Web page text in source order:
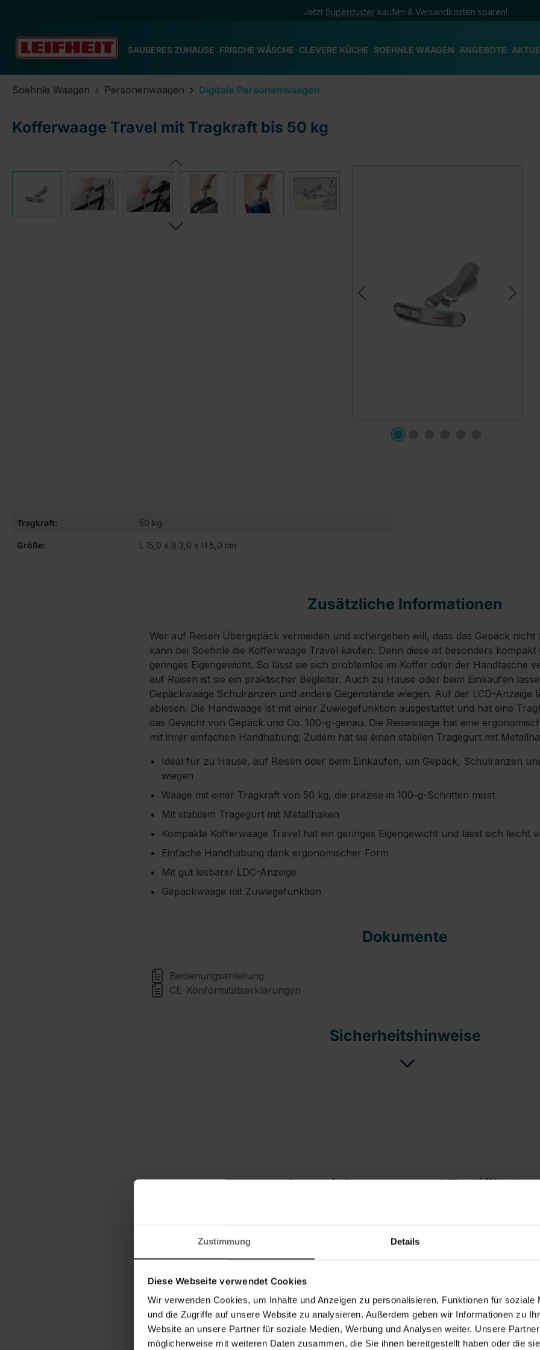
Zustimmung Details
Diese Webseite verwendet Cookies
Wir verwenden Cookies, um Inhalte und Anzeigen zu personalisieren, Funktionen für soziale
und die Zugriffe auf unsere Website zu analysieren. Außerdem geben wir Informationen zu
Website an unsere Partner für soziale Medien, Werbung und Analysen weiter. Unsere
möglicherweise mit weiteren Daten zusammen, die Sie ihnen bereitgestellt haben oder die
Jetzt Superdusterkaufen & Versandkosten sparen!
SAUBERES ZUHAUSE FRISCHE WÄSCHE CLEVERE KÜCHE SOEHNLE WAAGEN ANGEBOTE
Soehnle Waagen Personenwaagen Digitale Personenwaagen
Kofferwaage Travel mit Tragkraft bis 50 kg
Tragkraft: 50 kg
Größe: L 15,0 x B 3,0 x H 5,0 cm
Zusätzliche Informationen
Wer auf Reisen Übergepäck vermeiden und sichergehen will, dass das Gepäck
kann bei Soehnle die Kofferwaage Travel kaufen. Denn diese ist besonders
geringes Eigengewicht. So lässt sie sich problemlos im Koffer oder der Handtasche
auf Reisen ist sie ein praktischer Begleiter. Auch zu Hause oder beim Einkaufen
Gepäckwaage Schulranzen und andere Gegenstände wiegen. Auf der LCD-Anzeige
ablesen. Die Handwaage ist mit einer Zuwiegefunktion ausgestattet und hat eine
das Gewicht von Gepäck und Co. 100-g-genau. Die Reisewaage hat eine
mit ihrer einfachen Handhabung. Zudem hat sie einen stabilen Tragegurt mit
Ideal für zu Hause, auf Reisen oder beim Einkaufen, um Gepäck, Schulranzen
wiegen
Waage mit einer Tragkraft von 50 kg, die präzise in 100-g-Schritten misst
Mit stabilem Tragegurt mit Metallhaken
Kompakte Kofferwaage Travel hat ein geringes Eigengewicht und lässt sich leicht
Einfache Handhabung dank ergonomischer Form
Mit gut lesbarer LDC-Anzeige
Gepäckwaage mit Zuwiegefunktion
Dokumente
Bedienungsanleitung
CE-Konformitätserklärungen
Sicherheitshinweise
Auszeichnungen und Zertifikate